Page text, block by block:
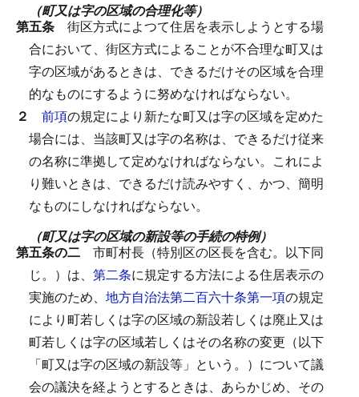
（町又は字の区域の合理化等）
第五条 街区方式によつて住居を表示しようとする場
合において、街区方式によることが不合理な町又は
字の区域があるときは、できるだけその区域を合理
的なものにするように努めなければならない。
２ 前項の規定により新たな町又は字の区域を定めた
場合には、当該町又は字の名称は、できるだけ従来
の名称に準拠して定めなければならない。 これによ
り難いときは、できるだけ読みやすく、かつ、簡明
なものにしなければならない。
（町又は字の区域の新設等の手続の特例）
第五条の二 市町村長（特別区の区長を含む。以下同
じ。）は、 第二条に規定する方法による住居表示の
実施のため、 地方自治法第二百六十条第一項の規定
により町若しくは字の区域の新設若しくは廃止又は
町若しくは字の区域若しくはその名称の変更（以下
「町又は字の区域の新設等」という。）について議
会の議決を経ようとするときは、あらかじめ、その